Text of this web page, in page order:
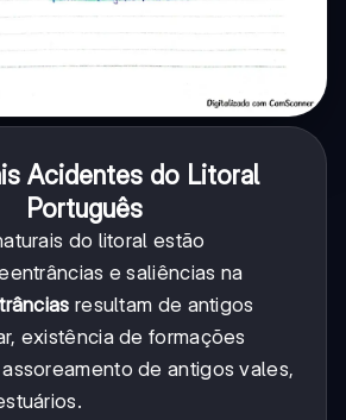
Acidentes do Litoral
Português
do litoral estão
e saliências na
resultam de antigos
existência de formações
de antigos vales,